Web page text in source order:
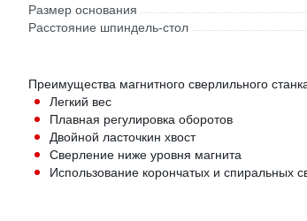
Размер основания
Расстояние шпиндель-стол
Преимущества магнитного сверлильного
Легкий вес
Плавная регулировка оборотов
Двойной ласточкин хвост
Сверление ниже уровня магнита
Использование корончатых и спиральных